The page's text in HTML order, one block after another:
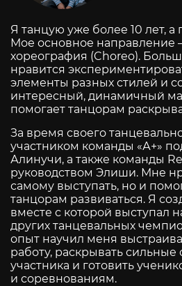
Я танцую уже более 10 лет,
Мое основное направление
хореография (Choreo).
нравится
элементы разных стилей и
интересный, динамичный
помогает танцорам
За время своего
участником команды «А+»
Алинучи, а также команды
руководством Элиши. Мне
самому выступать, но и
танцорам развиваться. Я
вместе с которой выступал
других танцевальных
опыт научил меня
работу, раскрывать
участника и готовить
и соревнованиям.